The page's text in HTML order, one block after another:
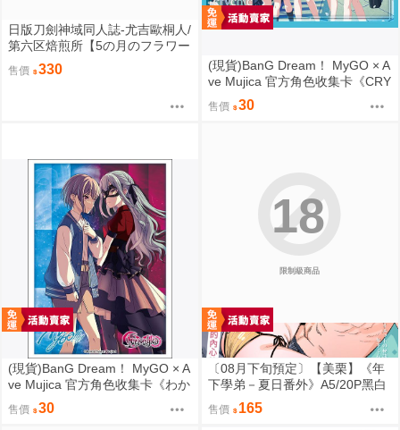
日版刀劍神域同人誌-尤吉歐桐人/
第六区焙煎所【5の月のフラワー
ムーン】
售價 330
(現貨)BanG Dream！ MyGO × A
ve Mujica 官方角色收集卡《CRY
CHIC》（單售）
售價 30
(現貨)BanG Dream！ MyGO × A
ve Mujica 官方角色收集卡《わか
れ道の、その先へ》（單售）
售價 30
限制級商品
18
〔08月下旬預定〕【美栗】《年
下學弟－夏日番外》A5/20P黑白
內頁/繁體中文/無修正⬢黑市兔－
心動大鳥團 FF47
售價 165